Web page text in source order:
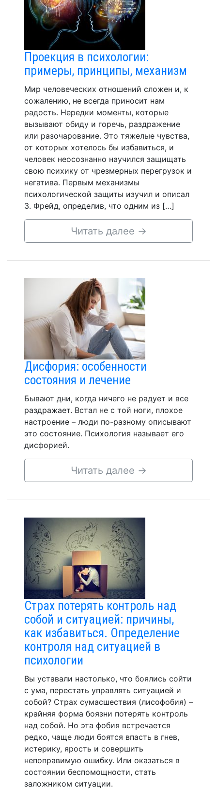
Проекция в психологии:
примеры, принципы, механизм
Мир человеческих отношений сложен и, к
сожалению, не всегда приносит нам
радость. Нередки моменты, которые
вызывают обиду и горечь, раздражение
или разочарование. Это тяжелые чувства,
от которых хотелось бы избавиться, и
человек неосознанно научился защищать
свою психику от чрезмерных перегрузок и
негатива. Первым механизмы
психологической защиты изучил и описал
З. Фрейд, определив, что одним из […]
Читать далее →
Дисфория: особенности
состояния и лечение
Бывают дни, когда ничего не радует и все
раздражает. Встал не с той ноги, плохое
настроение – люди по-разному описывают
это состояние. Психология называет его
дисфорией.
Читать далее →
Страх потерять контроль над
собой и ситуацией: причины,
как избавиться. Определение
контроля над ситуацией в
психологии
Вы уставали настолько, что боялись сойти
с ума, перестать управлять ситуацией и
собой? Страх сумасшествия (лисофобия) –
крайняя форма боязни потерять контроль
над собой. Но эта фобия встречается
редко, чаще люди боятся впасть в гнев,
истерику, ярость и совершить
непоправимую ошибку. Или оказаться в
состоянии беспомощности, стать
заложником ситуации.